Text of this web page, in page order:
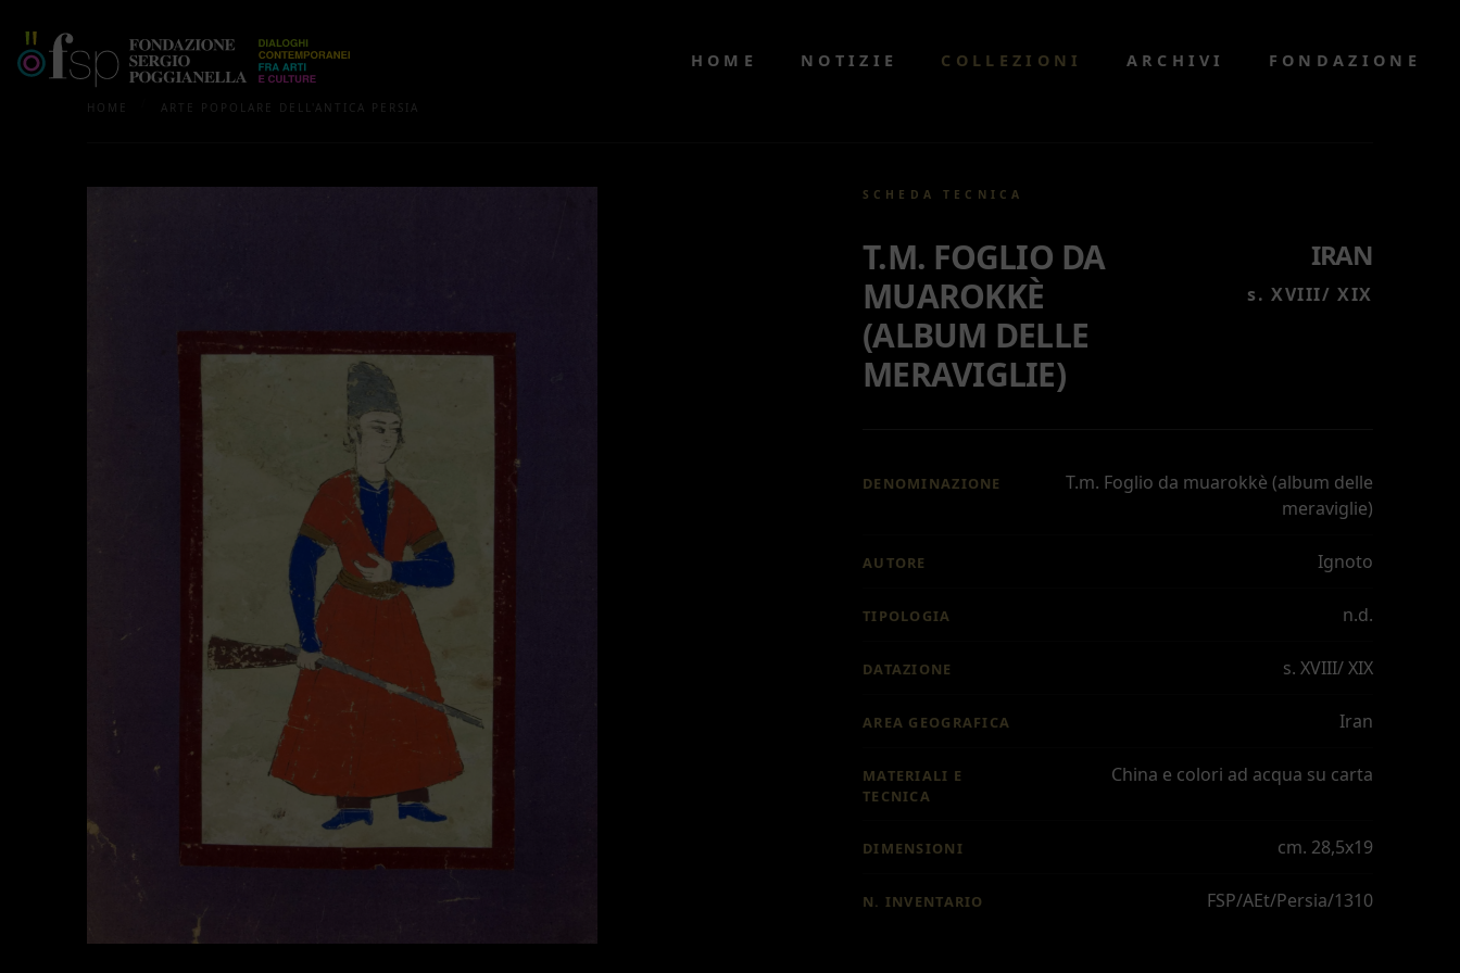
HOME NOTIZIE COLLEZIONI ARCHIVI FONDAZIONE
HOME ARTE POPOLARE DELL'ANTICA PERSIA
SCHEDA TECNICA
T.M. FOGLIO DA
MUAROKKÈ
(ALBUM DELLE
MERAVIGLIE)
IRAN
s. XVIII/ XIX
DENOMINAZIONE
T.m. Foglio da muarokkè (album delle
meraviglie)
AUTORE Ignoto
TIPOLOGIA n.d.
DATAZIONE s. XVIII/ XIX
AREA GEOGRAFICA Iran
MATERIALI E
TECNICA
China e colori ad acqua su carta
DIMENSIONI cm. 28,5x19
N. INVENTARIO FSP/AEt/Persia/1310